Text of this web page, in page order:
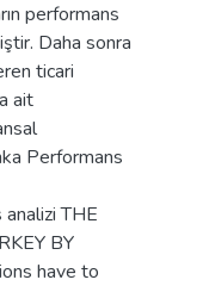
performans
Daha sonra
ticari
ait
Performans
analizi THE
BY
have to